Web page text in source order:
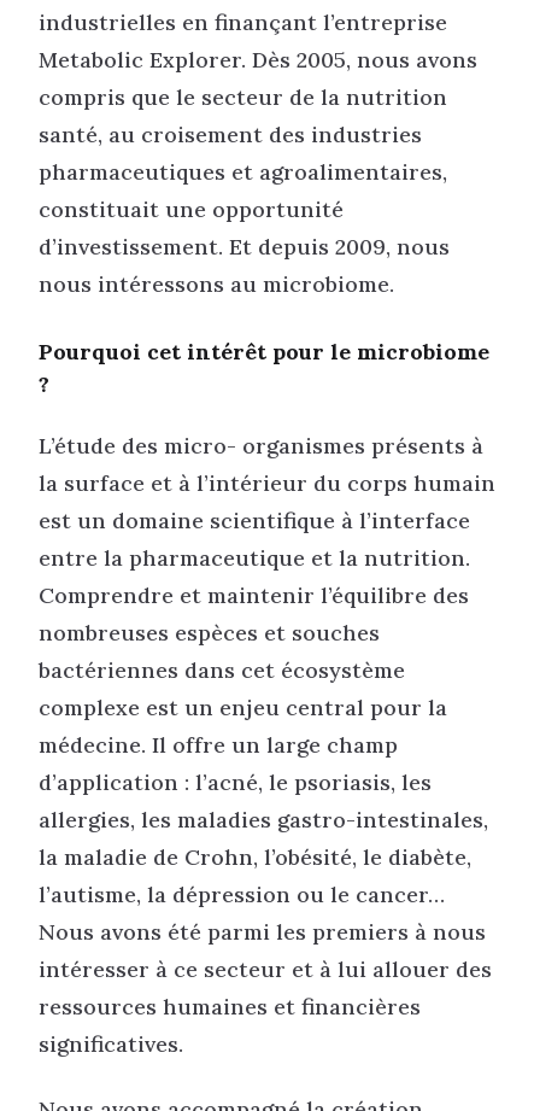
industrielles en finançant l’entreprise
Metabolic Explorer. Dès 2005, nous avons
compris que le secteur de la nutrition
santé, au croisement des industries
pharmaceutiques et agroalimentaires,
constituait une opportunité
d’investissement. Et depuis 2009, nous
nous intéressons au microbiome.
Pourquoi cet intérêt pour le microbiome
?
L’étude des micro- organismes présents à
la surface et à l’intérieur du corps humain
est un domaine scientifique à l’interface
entre la pharmaceutique et la nutrition.
Comprendre et maintenir l’équilibre des
nombreuses espèces et souches
bactériennes dans cet écosystème
complexe est un enjeu central pour la
médecine. Il offre un large champ
d’application : l’acné, le psoriasis, les
allergies, les maladies gastro-intestinales,
la maladie de Crohn, l’obésité, le diabète,
l’autisme, la dépression ou le cancer…
Nous avons été parmi les premiers à nous
intéresser à ce secteur et à lui allouer des
ressources humaines et financières
significatives.